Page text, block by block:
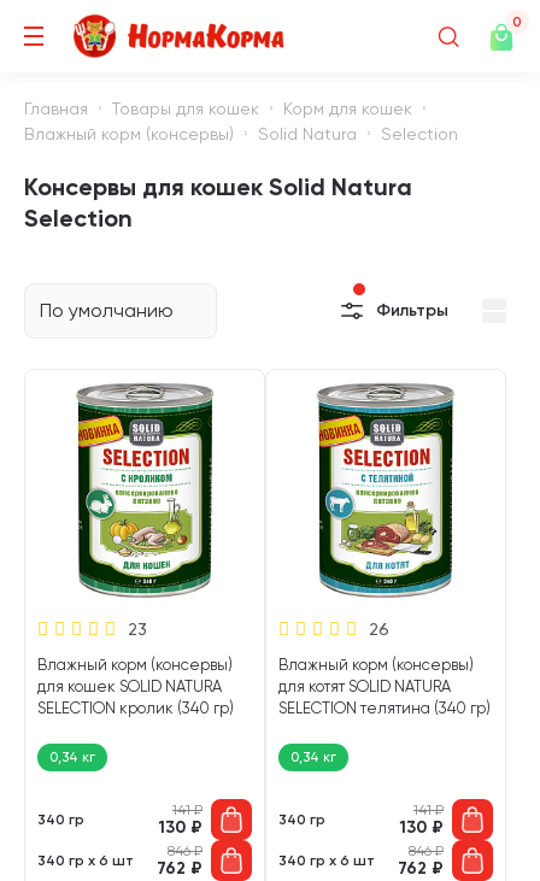
0
Главная Товары для кошек
Корм для кошек
Влажный корм (консервы)
Solid Natura Selection
Консервы для кошек Solid Natura
Selection
По умолчанию Фильтры
23
Влажный корм (консервы)
для кошек SOLID NATURA
SELECTION кролик (340 гр)
0,34 кг
340 гр
141₽
130 ₽
340 гр х 6 шт
846₽
762 ₽
26
Влажный корм (консервы)
для котят SOLID NATURA
SELECTION телятина (340 гр)
0,34 кг
340 гр
141₽
130 ₽
340 гр х 6 шт
846₽
762 ₽